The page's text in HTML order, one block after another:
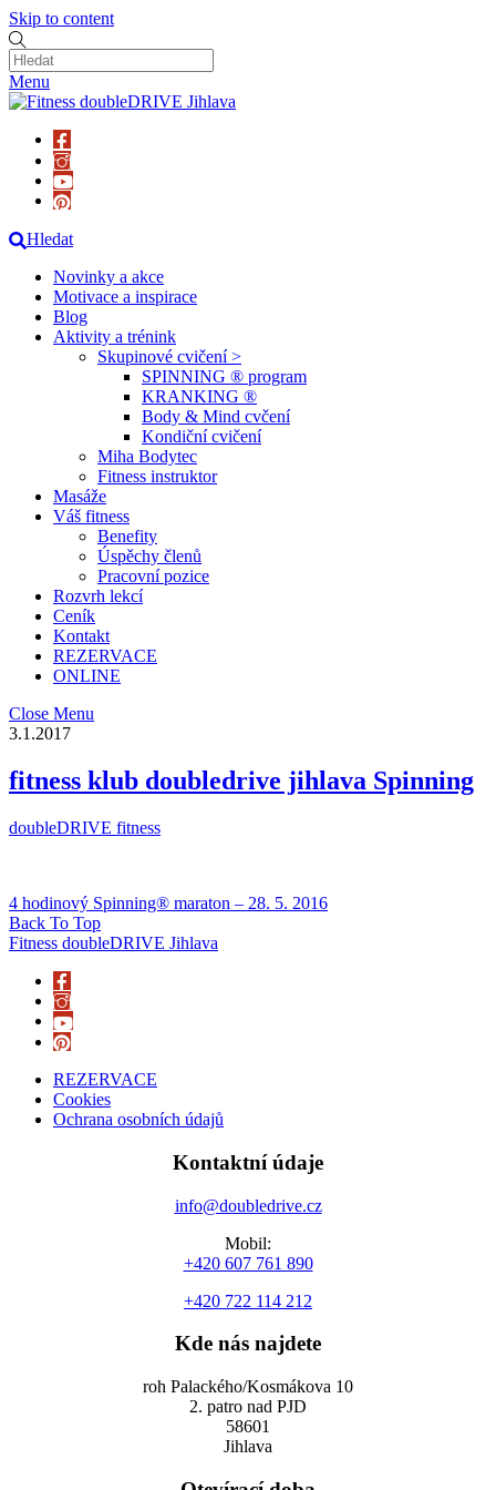
Skip to content
Menu
Hledat
Novinky a akce
Motivace a inspirace
Blog
Aktivity a trénink
Skupinové cvičení >
SPINNING ® program
KRANKING ®
Body & Mind cvčení
Kondiční cvičení
Miha Bodytec
Fitness instruktor
Masáže
Váš fitness
Benefity
Úspěchy členů
Pracovní pozice
Rozvrh lekcí
Ceník
Kontakt
REZERVACE
ONLINE
Close Menu
3.1.2017
fitness klub doubledrive jihlava Spinning
doubleDRIVE fitness
4 hodinový Spinning® maraton – 28. 5. 2016
Back To Top
Fitness doubleDRIVE Jihlava
REZERVACE
Cookies
Ochrana osobních údajů
Kontaktní údaje
info@doubledrive.cz
Mobil:
+420 607 761 890
+420 722 114 212
Kde nás najdete
roh Palackého/Kosmákova 10
2. patro nad PJD
58601
Jihlava